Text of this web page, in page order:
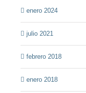
enero 2024
julio 2021
febrero 2018
enero 2018